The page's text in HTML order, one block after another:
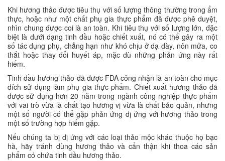
Khi hương thảo được tiêu thụ với số lượng thông thường trong ẩm
thực, hoặc như một chất phụ gia thực phẩm đã được phê duyệt,
nhìn chung được coi là an toàn. Khi tiêu thụ với số lượng lớn, đặc
biệt là dưới dạng tinh dầu hoặc chiết xuất, nó có thể gây ra một
số tác dụng phụ, chẳng hạn như khó chịu ở dạ dày, nôn mửa, co
thắt hoặc thay đổi huyết áp, mặc dù những phản ứng này rất
hiếm.
Tinh dầu hương thảo đã được FDA công nhận là an toàn cho mục
đích sử dụng làm phụ gia thực phẩm. Chiết xuất hương thảo đã
được sử dụng hơn 20 năm trong ngành công nghiệp thực phẩm
với vai trò vừa là chất tạo hương vị vừa là chất bảo quản, nhưng
một số người có thể gặp phản ứng dị ứng với hương thảo trong
một số trường hợp hiếm gặp.
Nếu chúng ta bị dị ứng với các loại thảo mộc khác thuộc họ bạc
hà, hãy tránh dùng hương thảo và cẩn thận khi thoa các sản
phẩm có chứa tinh dầu hương thảo.